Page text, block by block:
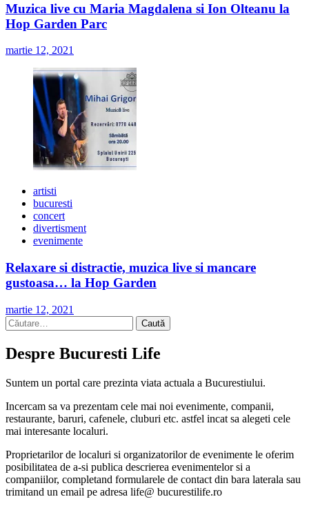
Muzica live cu Maria Magdalena si Ion Olteanu la
Hop Garden Parc
martie 12, 2021
artisti
bucuresti
concert
divertisment
evenimente
Relaxare si distractie, muzica live si mancare
gustoasa… la Hop Garden
martie 12, 2021
Caută
după:
Despre Bucuresti Life
Suntem un portal care prezinta viata actuala a Bucurestiului.
Incercam sa va prezentam cele mai noi evenimente, companii,
restaurante, baruri, cafenele, cluburi etc. astfel incat sa alegeti cele
mai interesante localuri.
Proprietarilor de localuri si organizatorilor de evenimente le oferim
posibilitatea de a-si publica descrierea evenimentelor si a
companiilor, completand formularele de contact din bara laterala sau
trimitand un email pe adresa life@ bucurestilife.ro